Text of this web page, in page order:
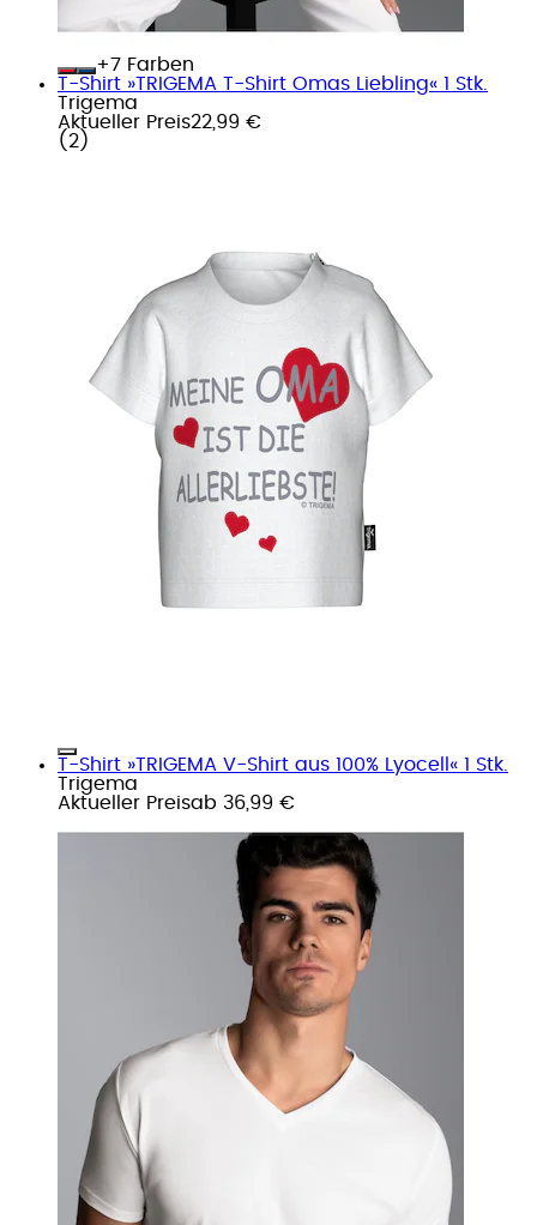
+
Farben
T-Shirt »TRIGEMA T-Shirt Omas Liebling« 1 Stk.
Trigema
Aktueller Preis22,99 €
( 2 )
T-Shirt »TRIGEMA V-Shirt aus 100% Lyocell« 1 Stk.
Trigema
Aktueller Preisab 36,99 €